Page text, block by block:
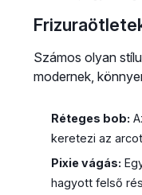
Számos olyan
modernek,
Réteges bob:
keretezi az
Pixie vágás:
hagyott felső